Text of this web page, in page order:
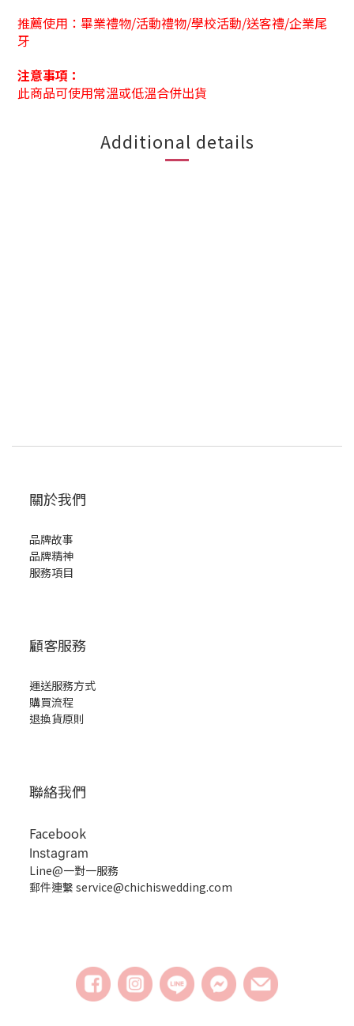
推薦使用： 畢業禮物/活動禮物/學校活動/送客禮/企業尾
牙
注意事項：
此商品可使用常溫或低溫合併出貨
Additional details
關於我們
品牌故事
品牌精神
服務項目
顧客服務
運送服務方式
購買流程
退換貨原則
聯絡我們
Facebook
Instagram
Line@一對一服務
郵件連繫 service@chichiswedding.com